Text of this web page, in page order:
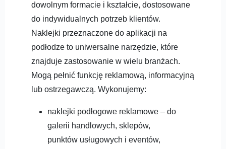
dowolnym formacie i kształcie, dostosowane
do indywidualnych potrzeb klientów.
Naklejki przeznaczone do aplikacji na
podłodze to uniwersalne narzędzie, które
znajduje zastosowanie w wielu branżach.
Mogą pełnić funkcję reklamową, informacyjną
lub ostrzegawczą. Wykonujemy:
naklejki podłogowe reklamowe – do
galerii handlowych, sklepów,
punktów usługowych i eventów,